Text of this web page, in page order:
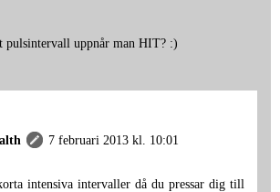
pulsintervall uppnår man HIT? :)
7 februari 2013 kl. 10:01
intensiva intervaller då du pressar dig till